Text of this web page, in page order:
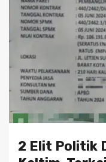
2 Elit Politik